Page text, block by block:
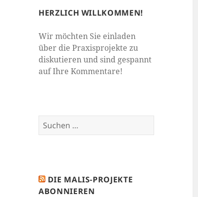
HERZLICH WILLKOMMEN!
Wir möchten Sie einladen
über die Praxisprojekte zu
diskutieren und sind gespannt
auf Ihre Kommentare!
Suchen
nach:
DIE MALIS-PROJEKTE
ABONNIEREN